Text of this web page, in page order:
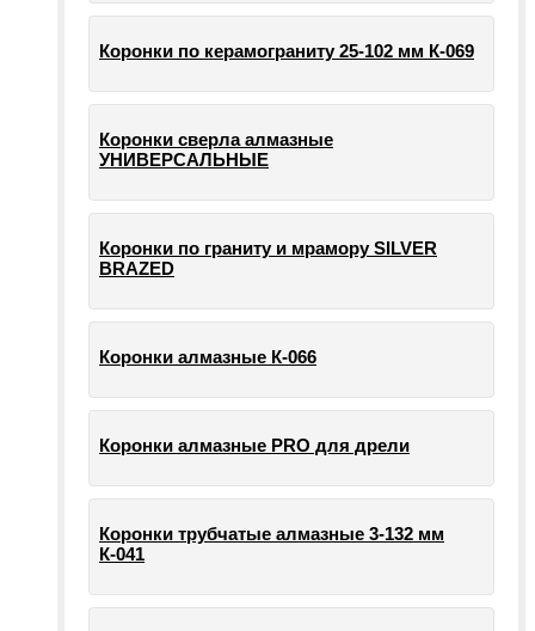
Коронки по керамограниту 25-102 мм К-069
Коронки сверла алмазные
УНИВЕРСАЛЬНЫЕ
Коронки по граниту и мрамору SILVER
BRAZED
Коронки алмазные К-066
Коронки алмазные PRO для дрели
Коронки трубчатые алмазные 3-132 мм
К-041